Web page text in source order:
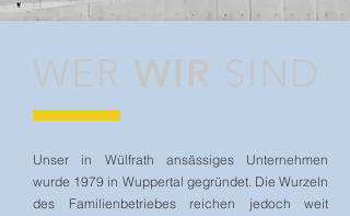
WER WIR SIND
Unser in Wülfrath ansässiges Unternehmen
wurde 1979 in Wuppertal gegründet. Die Wurzeln
des Familienbetriebes reichen jedoch weit